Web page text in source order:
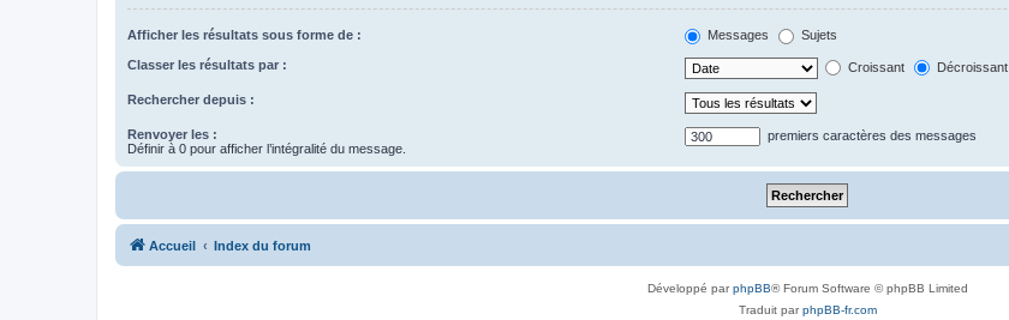
Afficher les résultats sous forme de : Messages Sujets
Classer les résultats par : Croissant Décroissant
Rechercher depuis :
Renvoyer les :
Définir à 0 pour afficher l’intégralité du message.
premiers caractères des messages
Accueil Index du forum
Développé parphpBB® Forum Software © phpBB Limited
Traduit parphpBB-fr.com